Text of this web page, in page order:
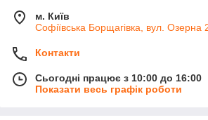
м. Київ
Софіївська Борщагівка, вул. Озерна
Контакти
Сьогодні працює з 10:00 до 16:00
Показати весь графік роботи